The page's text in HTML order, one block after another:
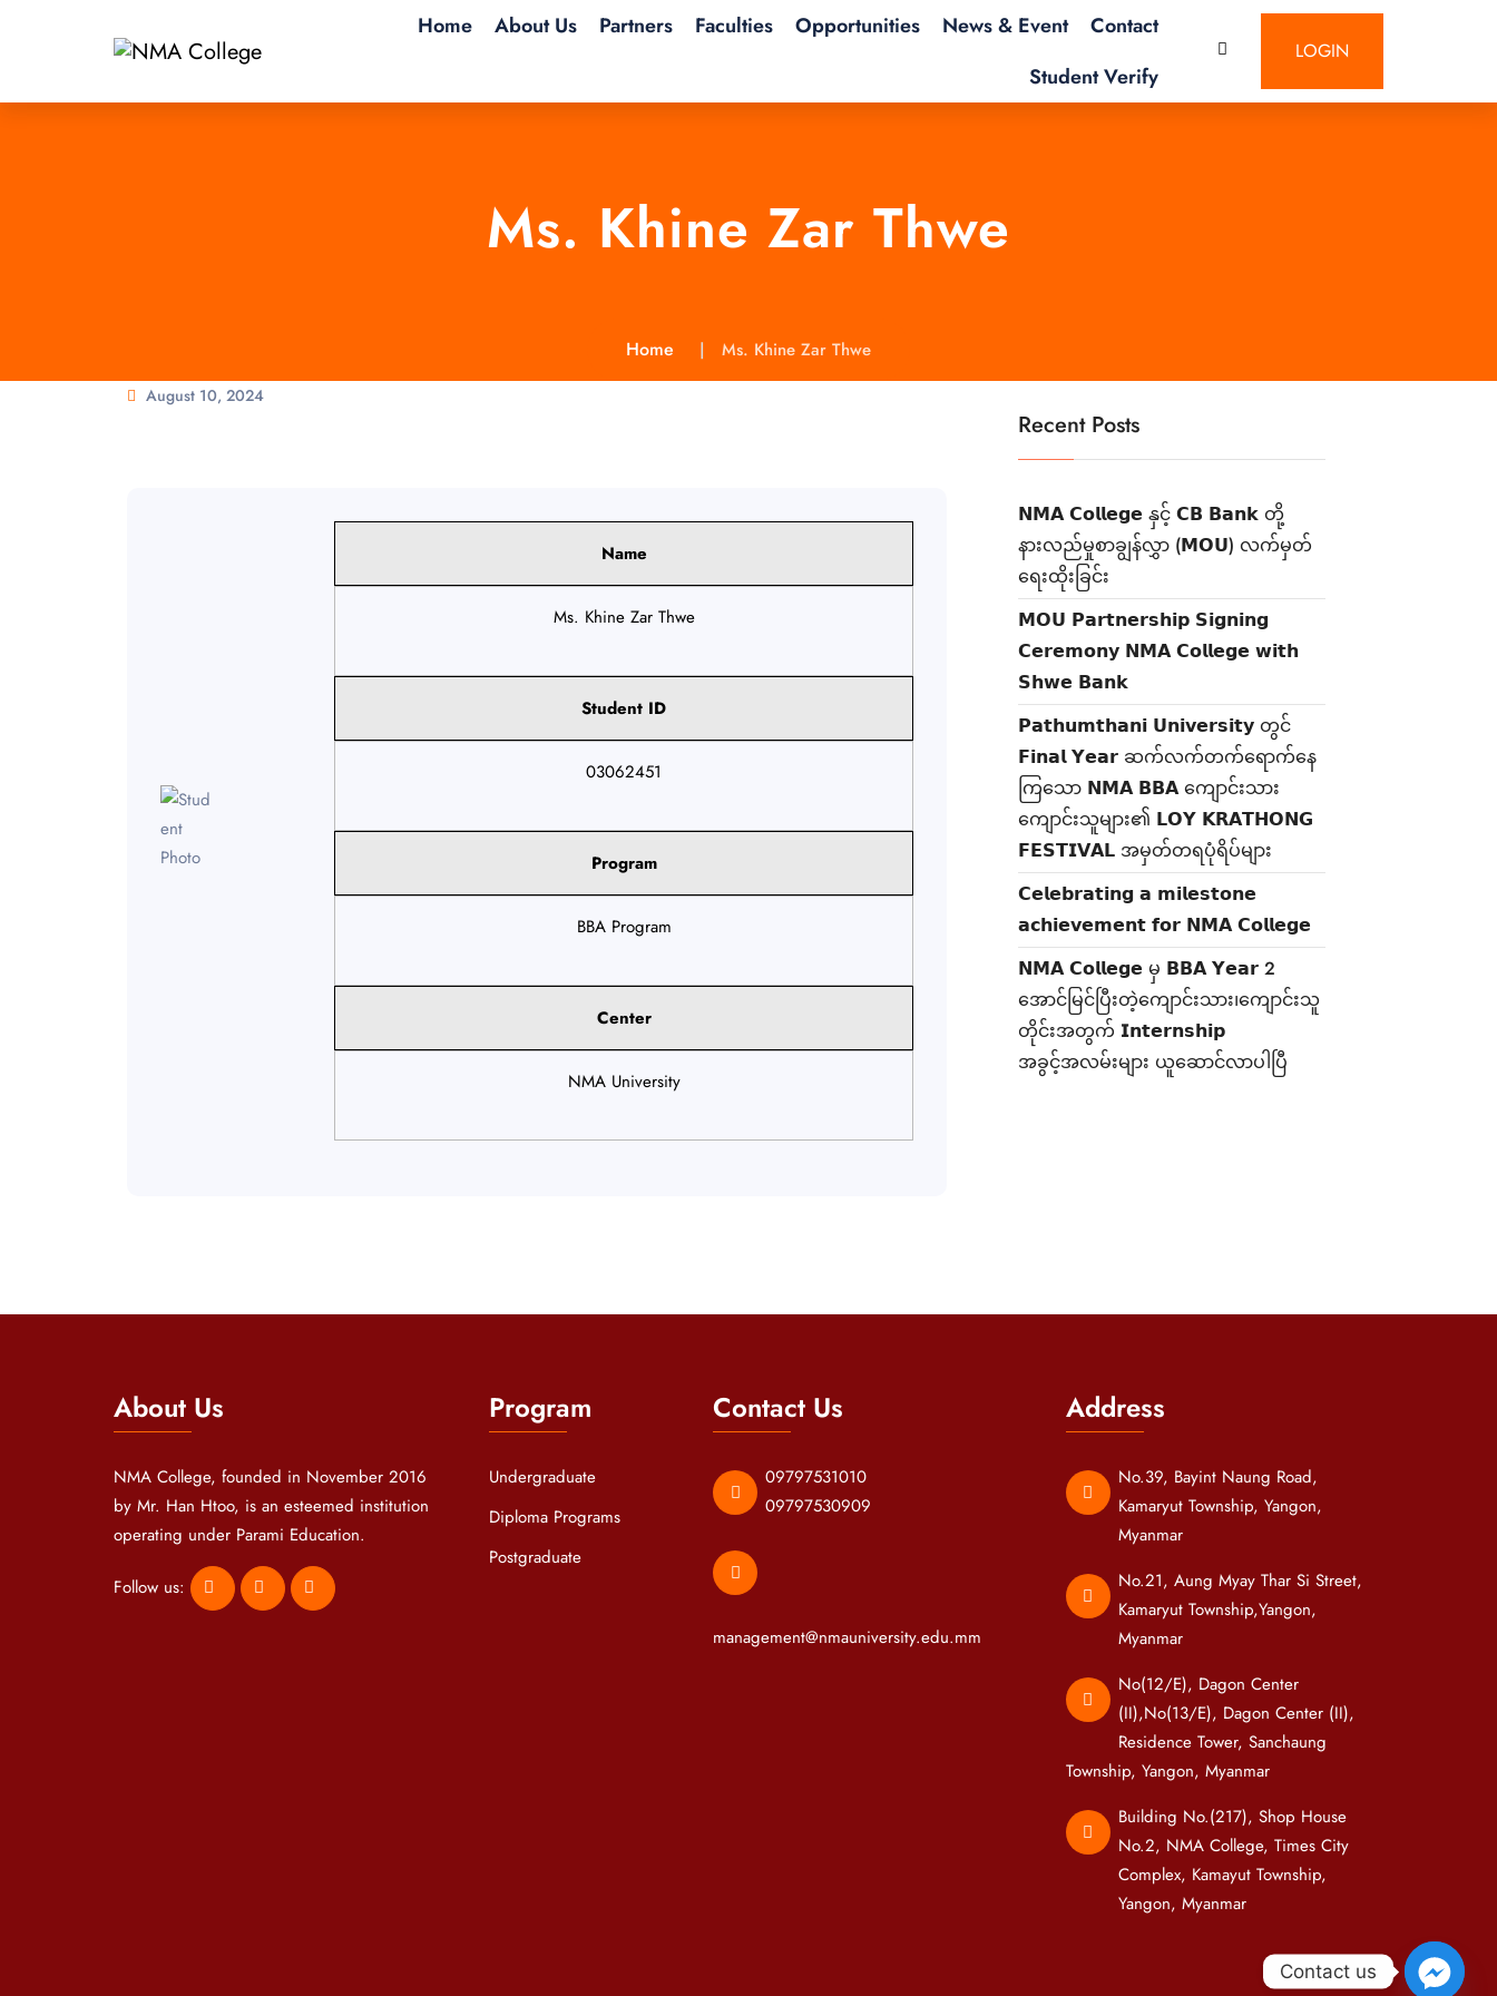
Home About Us Partners Faculties Opportunities News & Event
Contact
Student Verify
LOGIN
Ms. Khine Zar Thwe
Home Ms. Khine Zar Thwe
August 10, 2024
Name
Ms. Khine Zar Thwe
Student ID
03062451
Program
BBA Program
Center
NMA University
Recent Posts
𝗡𝗠𝗔 𝗖𝗼𝗹𝗹𝗲𝗴𝗲 နှင့် 𝗖𝗕 𝗕𝗮𝗻𝗸 တို့
နားလည်မှုစာချွန်လွှာ (𝗠𝗢𝗨) လက်မှတ်
ရေးထိုးခြင်း
𝗠𝗢𝗨 𝗣𝗮𝗿𝘁𝗻𝗲𝗿𝘀𝗵𝗶𝗽 𝗦𝗶𝗴𝗻𝗶𝗻𝗴
𝗖𝗲𝗿𝗲𝗺𝗼𝗻𝘆 𝗡𝗠𝗔 𝗖𝗼𝗹𝗹𝗲𝗴𝗲 𝘄𝗶𝘁𝗵
𝗦𝗵𝘄𝗲 𝗕𝗮𝗻𝗸
𝗣𝗮𝘁𝗵𝘂𝗺𝘁𝗵𝗮𝗻𝗶 𝗨𝗻𝗶𝘃𝗲𝗿𝘀𝗶𝘁𝘆 တွင်
𝗙𝗶𝗻𝗮𝗹 𝗬𝗲𝗮𝗿 ဆက်လက်တက်ရောက်နေ
ကြသော 𝗡𝗠𝗔 𝗕𝗕𝗔 ကျောင်းသား
ကျောင်းသူများ၏ 𝗟𝗢𝗬 𝗞𝗥𝗔𝗧𝗛𝗢𝗡𝗚
𝗙𝗘𝗦𝗧𝗜𝗩𝗔𝗟 အမှတ်တရပုံရိပ်များ
𝗖𝗲𝗹𝗲𝗯𝗿𝗮𝘁𝗶𝗻𝗴 𝗮 𝗺𝗶𝗹𝗲𝘀𝘁𝗼𝗻𝗲
𝗮𝗰𝗵𝗶𝗲𝘃𝗲𝗺𝗲𝗻𝘁 𝗳𝗼𝗿 𝗡𝗠𝗔 𝗖𝗼𝗹𝗹𝗲𝗴𝗲
𝗡𝗠𝗔 𝗖𝗼𝗹𝗹𝗲𝗴𝗲 မှ 𝗕𝗕𝗔 𝗬𝗲𝗮𝗿 2
အောင်မြင်ပြီးတဲ့ကျောင်းသား၊‌ကျောင်းသူ
တိုင်းအတွက် 𝗜𝗻𝘁𝗲𝗿𝗻𝘀𝗵𝗶𝗽
အခွင့်အလမ်းများ ယူဆောင်လာပါပြီ
About Us
NMA College, founded in November 2016
by Mr. Han Htoo, is an esteemed institution
operating under Parami Education.
Follow us:
Program
Undergraduate
Diploma Programs
Postgraduate
Contact Us
09797531010
09797530909
management@nmauniversity.edu.mm
Address
No.39, Bayint Naung Road,
Kamaryut Township, Yangon,
Myanmar
No.21, Aung Myay Thar Si Street,
Kamaryut Township,Yangon,
Myanmar
No(12/E), Dagon Center
(II),No(13/E), Dagon Center (II),
Residence Tower, Sanchaung
Township, Yangon, Myanmar
Building No.(217), Shop House
No.2, NMA College, Times City
Complex, Kamayut Township,
Yangon, Myanmar
Contact us